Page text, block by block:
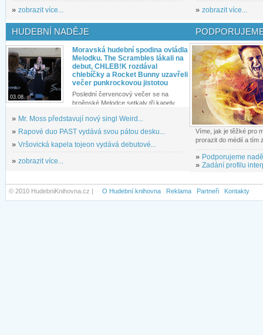
» zobrazit více... » zobrazit více...
HUDEBNÍ NADĚJE
03.08.
Moravská hudební spodina ovládla
Melodku. The Scrambles lákali na
debut, CHLEB!K rozdával
chlebíčky a Rocket Bunny uzavřeli
večer punkrockovou jistotou
Poslední červencový večer se na
brněnské Melodce setkaly tři kapely...
» Mr. Moss představují nový singl Weird...
» Rapové duo PAST vydává svou pátou desku...
» Vršovická kapela tojeon vydává debutové...
» zobrazit více...
Víme, jak je těžké pro
prorazit do médií a tím
» Podporujeme
» Zadání profilu
© 2010 HudebniKnihovna.cz | O Hudební knihovna Reklama Partneři Kontakty